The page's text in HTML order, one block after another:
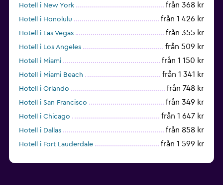
Hotell i New York från 368 kr
Hotell i Honolulu från 1 426 kr
Hotell i Las Vegas från 355 kr
Hotell i Los Angeles från 509 kr
Hotell i Miami från 1 150 kr
Hotell i Miami Beach från 1 341 kr
Hotell i Orlando från 748 kr
Hotell i San Francisco från 349 kr
Hotell i Chicago från 1 647 kr
Hotell i Dallas från 858 kr
Hotell i Fort Lauderdale från 1 599 kr